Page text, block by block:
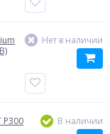
Нет в наличии
P300
В наличии